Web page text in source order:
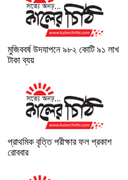
মুজিববর্ষ উদযাপনে ৯৮২ কোটি ৯১ লাখ
টাকা ব্যয়
প্রাথমিক বৃত্তি পরীক্ষার ফল প্রকাশ
রোববার